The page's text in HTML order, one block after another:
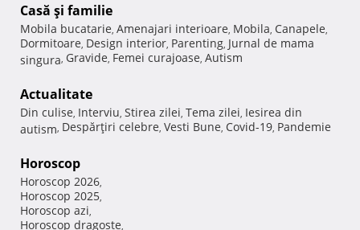
Casă şi familie
Mobila bucatarie, Amenajari interioare, Mobila, Canapele,
Dormitoare, Design interior, Parenting, Jurnal de mama
singura, Gravide, Femei curajoase, Autism
Actualitate
Din culise, Interviu, Stirea zilei, Tema zilei, Iesirea din
autism, Despărţiri celebre, Vesti Bune, Covid-19, Pandemie
Horoscop
Horoscop 2026,
Horoscop 2025,
Horoscop azi,
Horoscop dragoste,